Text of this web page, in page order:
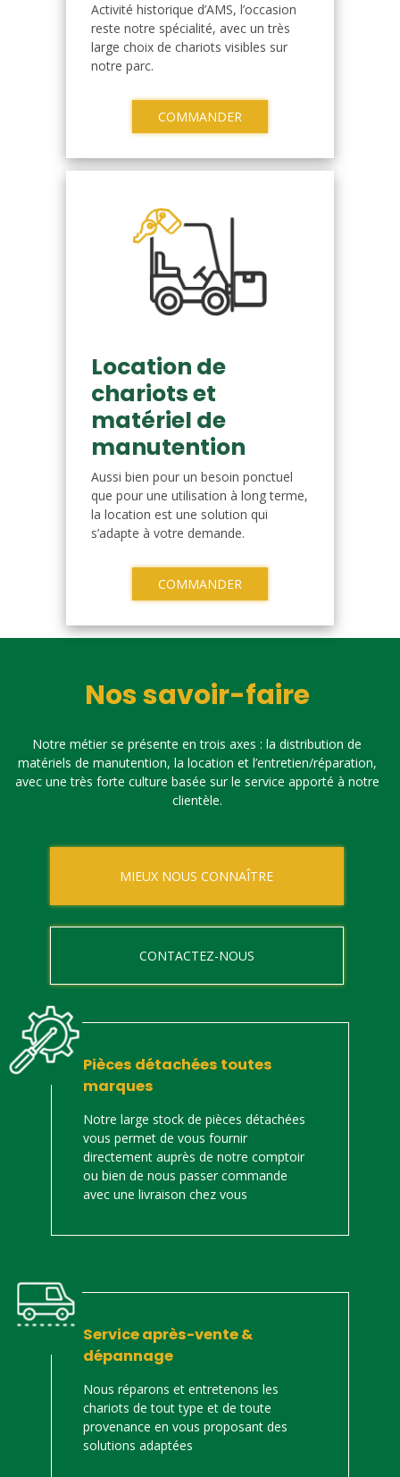
Activité historique d’AMS, l’occasion
reste notre spécialité, avec un très
large choix de chariots visibles sur
notre parc.
COMMANDER
Location de
chariots et
matériel de
manutention
Aussi bien pour un besoin ponctuel
que pour une utilisation à long terme,
la location est une solution qui
s’adapte à votre demande.
COMMANDER
Nos savoir-faire
Notre métier se présente en trois axes : la distribution de
matériels de manutention, la location et l’entretien/réparation,
avec une très forte culture basée sur le service apporté à notre
clientèle.
MIEUX NOUS CONNAÎTRE
CONTACTEZ-NOUS
Pièces détachées toutes
marques
Notre large stock de pièces détachées
vous permet de vous fournir
directement auprès de notre comptoir
ou bien de nous passer commande
avec une livraison chez vous
Service après-vente &
dépannage
Nous réparons et entretenons les
chariots de tout type et de toute
provenance en vous proposant des
solutions adaptées